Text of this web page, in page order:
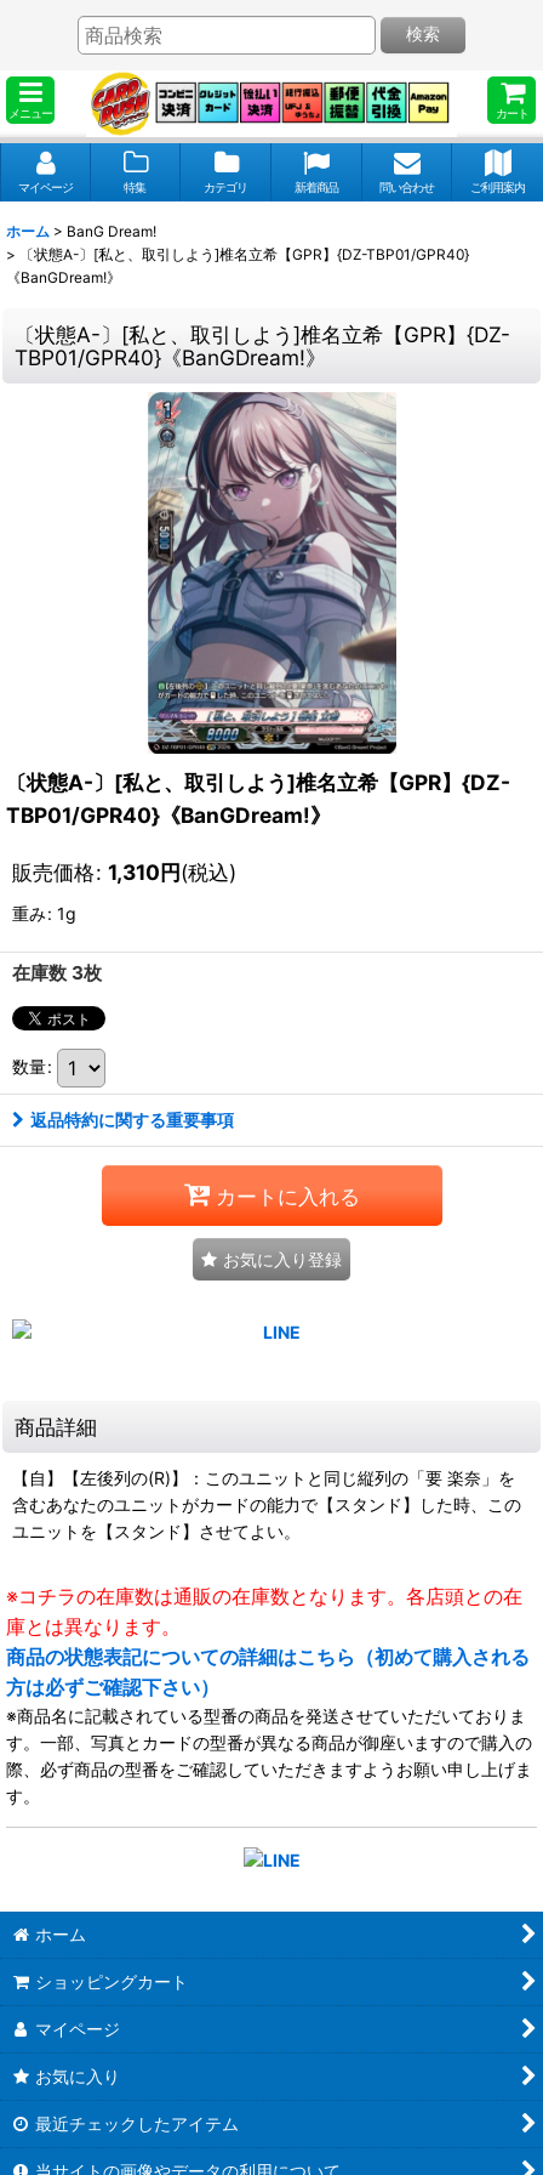
メニュー カート
検索
マイページ 特集 カテゴリ 新着商品 問い合わせ ご利用案内
ホーム > BanG Dream!
>
〔状態A-〕[私と、取引しよう]椎名立希【GPR】{DZ-TBP01/GPR40}
《BanGDream!》
〔状態A-〕[私と、取引しよう]椎名立希【GPR】{DZ-
TBP01/GPR40}《BanGDream!》
〔状態A-〕[私と、取引しよう]椎名立希【GPR】{DZ-
TBP01/GPR40}《BanGDream!》
販売価格: 1,310円(税込)
重み: 1g
在庫数 3枚
数量:
返品特約に関する重要事項
カートに入れる
お気に入り登録
商品詳細
【自】【左後列の(R)】：このユニットと同じ縦列の「要 楽奈」を
含むあなたのユニットがカードの能力で【スタンド】した時、この
ユニットを【スタンド】させてよい。
※コチラの在庫数は通販の在庫数となります。各店頭との在
庫とは異なります。
商品の状態表記についての詳細はこちら（初めて購入される
方は必ずご確認下さい）
※商品名に記載されている型番の商品を発送させていただいておりま
す。一部、写真とカードの型番が異なる商品が御座いますので購入の
際、必ず商品の型番をご確認していただきますようお願い申し上げま
す。
ホーム
ショッピングカート
マイページ
お気に入り
最近チェックしたアイテム